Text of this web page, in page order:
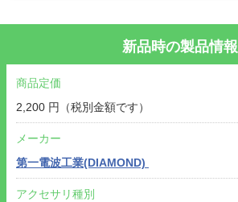
新品時の製品情報
商品定価
2,200 円（税別金額です）
メーカー
第一電波工業(DIAMOND)
アクセサリ種別